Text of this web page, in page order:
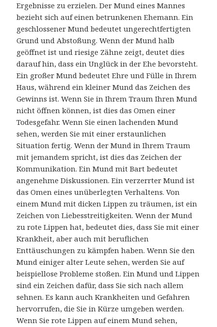
Ergebnisse zu erzielen. Der Mund eines Mannes
bezieht sich auf einen betrunkenen Ehemann. Ein
geschlossener Mund bedeutet ungerechtfertigten
Grund und Abstoßung. Wenn der Mund halb
geöffnet ist und riesige Zähne zeigt, deutet dies
darauf hin, dass ein Unglück in der Ehe bevorsteht.
Ein großer Mund bedeutet Ehre und Fülle in Ihrem
Haus, während ein kleiner Mund das Zeichen des
Gewinns ist. Wenn Sie in Ihrem Traum Ihren Mund
nicht öffnen können, ist dies das Omen einer
Todesgefahr. Wenn Sie einen lachenden Mund
sehen, werden Sie mit einer erstaunlichen
Situation fertig. Wenn der Mund in Ihrem Traum
mit jemandem spricht, ist dies das Zeichen der
Kommunikation. Ein Mund mit Bart bedeutet
angenehme Diskussionen. Ein verzerrter Mund ist
das Omen eines unüberlegten Verhaltens. Von
einem Mund mit dicken Lippen zu träumen, ist ein
Zeichen von Liebesstreitigkeiten. Wenn der Mund
zu rote Lippen hat, bedeutet dies, dass Sie mit einer
Krankheit, aber auch mit beruflichen
Enttäuschungen zu kämpfen haben. Wenn Sie den
Mund einiger alter Leute sehen, werden Sie auf
beispiellose Probleme stoßen. Ein Mund und Lippen
sind ein Zeichen dafür, dass Sie sich nach allem
sehnen. Es kann auch Krankheiten und Gefahren
hervorrufen, die Sie in Kürze umgeben werden.
Wenn Sie rote Lippen auf einem Mund sehen,